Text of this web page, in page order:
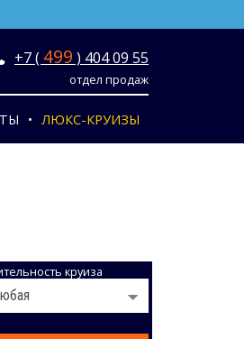
+7 ( 499 ) 404 09 55
отдел продаж
ЛЮКС-КРУИЗЫ
круиза